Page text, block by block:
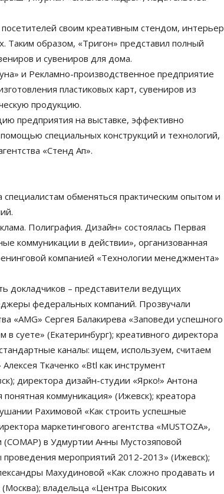
своим креативным стендом, интерьер
Таким образом, «Тригон» представил полный
и сувениров для дома.
и Рекламно-производственное предприятие
пластиковых карт, сувениров из
продукцию.
предприятия на выставке, эффективно
специальных конструкций и технологий,
«Стенд Ап».
обменяться практическим опытом и
Полиграфия. Дизайн» состоялась Первая
коммуникации в действии», организованная
компанией «Технологии менеджмента»
докладчиков – представители ведущих
федеральных компаний. Прозвучали
«AMG» Сергея Балакирева «Заповеди успешного
в суете» (Екатеринбург); креативного директора
каналы: ищем, используем, считаем
Ткаченко «Btl как инструмент
директора дизайн-студии «Ярко!» Антона
коммуникация» (Ижевск); креатора
Рахимовой «Как строить успешные
маркетингового агентства «MUSTOZA»,
(СОМАР) в Удмуртии Анны Мустозяповой
мероприятий 2012-2013» (Ижевск);
Махудиновой «Как сложно продавать и
владельца «Центра Высоких